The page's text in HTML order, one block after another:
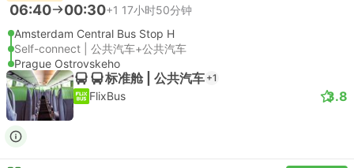
06:40 00:30+1 17小时50分钟
Amsterdam Central Bus Stop H
Self-connect | 公共汽车+公共汽车
Prague Ostrovskeho
标准舱 | 公共汽车 +1
FlixBus 3.8